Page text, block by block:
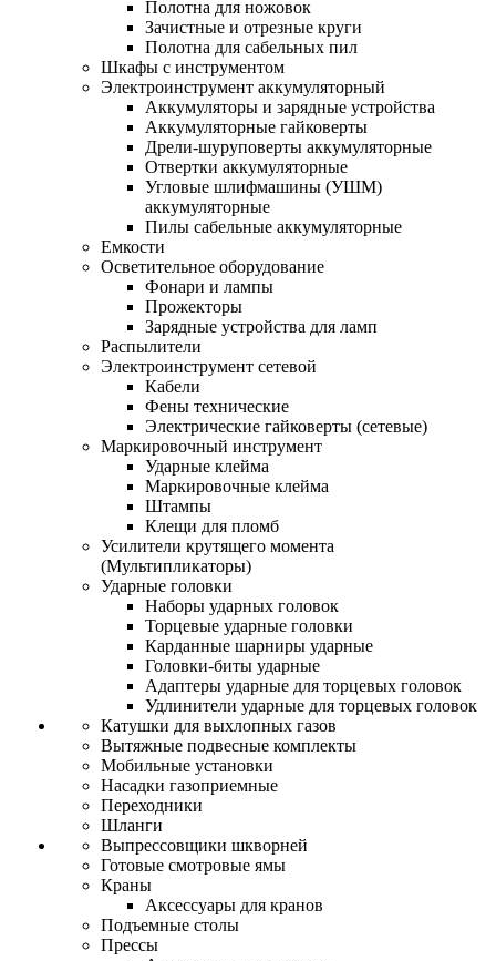
Полотна для ножовок
Зачистные и отрезные круги
Полотна для сабельных пил
Шкафы с инструментом
Электроинструмент аккумуляторный
Аккумуляторы и зарядные устройства
Аккумуляторные гайковерты
Дрели-шуруповерты аккумуляторные
Отвертки аккумуляторные
Угловые шлифмашины (УШМ)
аккумуляторные
Пилы сабельные аккумуляторные
Емкости
Осветительное оборудование
Фонари и лампы
Прожекторы
Зарядные устройства для ламп
Распылители
Электроинструмент сетевой
Кабели
Фены технические
Электрические гайковерты (сетевые)
Маркировочный инструмент
Ударные клейма
Маркировочные клейма
Штампы
Клещи для пломб
Усилители крутящего момента
(Мультипликаторы)
Ударные головки
Наборы ударных головок
Торцевые ударные головки
Карданные шарниры ударные
Головки-биты ударные
Адаптеры ударные для торцевых головок
Удлинители ударные для торцевых головок
Катушки для выхлопных газов
Вытяжные подвесные комплекты
Мобильные установки
Насадки газоприемные
Переходники
Шланги
Выпрессовщики шкворней
Готовые смотровые ямы
Краны
Аксессуары для кранов
Подъемные столы
Прессы